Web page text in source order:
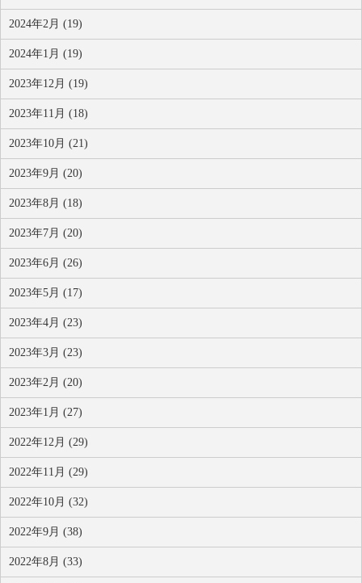
2024年2月 (19)
2024年1月 (19)
2023年12月 (19)
2023年11月 (18)
2023年10月 (21)
2023年9月 (20)
2023年8月 (18)
2023年7月 (20)
2023年6月 (26)
2023年5月 (17)
2023年4月 (23)
2023年3月 (23)
2023年2月 (20)
2023年1月 (27)
2022年12月 (29)
2022年11月 (29)
2022年10月 (32)
2022年9月 (38)
2022年8月 (33)